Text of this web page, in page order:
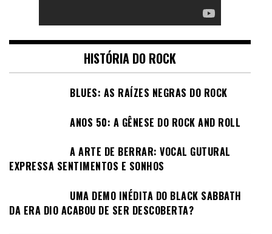
HISTÓRIA DO ROCK
BLUES: AS RAÍZES NEGRAS DO ROCK
ANOS 50: A GÊNESE DO ROCK AND ROLL
A ARTE DE BERRAR: VOCAL GUTURAL
EXPRESSA SENTIMENTOS E SONHOS
UMA DEMO INÉDITA DO BLACK SABBATH
DA ERA DIO ACABOU DE SER DESCOBERTA?